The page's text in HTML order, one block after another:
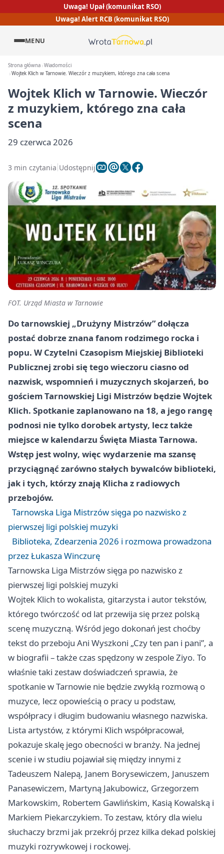
Uwaga! Upał (komunikat RSO)
Uwaga! Alert RCB (komunikat RSO)
MENU
Strona główna Wiadomości
Wojtek Klich w Tarnowie. Wieczór z muzykiem, którego zna cała scena
Wojtek Klich w Tarnowie. Wieczór
z muzykiem, którego zna cała
scena
29 czerwca 2026
3 min czytania Udostępnij
FOT. Urząd Miasta w Tarnowie
Do tarnowskiej „Drużyny Mistrzów” dołącza
postać dobrze znana fanom rodzimego rocka i
popu. W Czytelni Czasopism Miejskiej Biblioteki
Publicznej zrobi się tego wieczoru ciasno od
nazwisk, wspomnień i muzycznych skojarzeń, bo
gościem Tarnowskiej Ligi Mistrzów będzie Wojtek
Klich. Spotkanie zaplanowano na 18, a jego rangę
podnosi nie tylko dorobek artysty, lecz także
miejsce w kalendarzu Święta Miasta Tarnowa.
Wstęp jest wolny, więc wydarzenie ma szansę
przyciągnąć zarówno stałych bywalców biblioteki,
jak i tych, którzy znają Klicha z radiowych
przebojów.
Tarnowska Liga Mistrzów sięga po nazwisko z
pierwszej ligi polskiej muzyki
Biblioteka, Zdearzenia 2026 i rozmowa prowadzona
przez Łukasza Winczurę
Tarnowska Liga Mistrzów sięga po nazwisko z
pierwszej ligi polskiej muzyki
Wojtek Klich to wokalista, gitarzysta i autor tekstów,
którego twórczość od lat przewija się przez polską
scenę muzyczną. Wśród jego dokonań jest choćby
tekst do przeboju Ani Wyszkoni „Czy ten pan i pani”, a
w biografii – także czas spędzony w zespole Ziyo. To
właśnie taki zestaw doświadczeń sprawia, że
spotkanie w Tarnowie nie będzie zwykłą rozmową o
muzyce, lecz opowieścią o pracy u podstaw,
współpracy i długim budowaniu własnego nazwiska.
Lista artystów, z którymi Klich współpracował,
pokazuje skalę jego obecności w branży. Na jednej
scenie i w studiu pojawiał się między innymi z
Tadeuszem Nalepą, Janem Borysewiczem, Januszem
Panasewiczem, Martyną Jakubowicz, Grzegorzem
Markowskim, Robertem Gawlińskim, Kasią Kowalską i
Markiem Piekarczykiem. To zestaw, który dla wielu
słuchaczy brzmi jak przekrój przez kilka dekad polskiej
muzyki rozrywkowej i rockowej.